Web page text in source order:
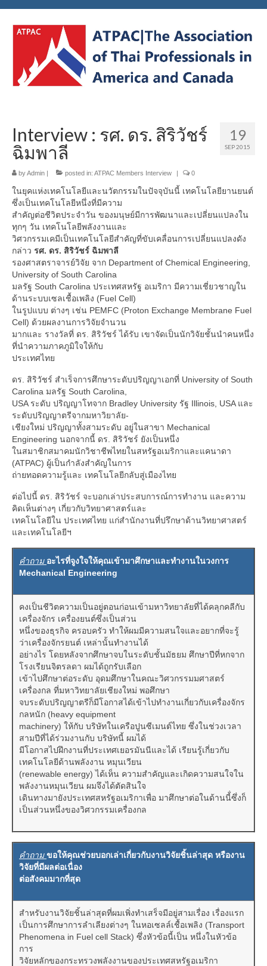
19
SEP 2015
Interview : รศ. ดร. สิริวัชร์
ฉิมพาลี
byAdmin | posted in: ATPAC Members Interview | 0
ในยุคแห่งเทคโนโลยีและนวัตกรรมในปัจจุบันนี้ เทคโนโลยียานยนต์
ซึ่งเป็นเทคโนโลยีหนึ่งที่มีความ
สำคัญต่อชีวิตประจำวัน ของมนุษย์มีการพัฒนาและเปลี่ยนแปลงใน
ทุกๆ วัน เทคโนโลยีพลังงานและ
วิศวกรรมเคมีเป็นเทคโนโลยีสำคัญที่ขับเคลื่อนการเปลี่ยนแปลงดัง
กล่าว รศ. ดร. สิริวัชร์ ฉิมพาลี
รองศาสตราจารย์วิจัย จาก Department of Chemical Engineering,
University of South Carolina
มลรัฐ South Carolina ประเทศสหรัฐ อเมริกา มีความเชี่ยวชาญใน
ด้านระบบเซลเชื้อเพลิง (Fuel Cell)
ในรูปแบบ ต่างๆ เช่น PEMFC (Proton Exchange Membrane Fuel
Cell) ด้วยผลงานการวิจัยจำนวน
มากและ รางวัลที่ ดร. สิริวัชร์ ได้รับ เขาจัดเป็นนักวิจัยชั้นนำคนหนึ่ง
ที่นำความภาคภูมิใจให้กับ
ประเทศไทย
ดร. สิริวัชร์ สำเร็จการศึกษาระดับปริญญาเอกที่ University of South
Carolina มลรัฐ South Carolina,
USA ระดับ ปริญญาโทจาก Bradley University รัฐ Illinois, USA และ
ระดับปริญญาตรีจากมหาวิยาลัย-
เชียงใหม่ ปริญญาทั้งสามระดับ อยู่ในสาขา Mechanical
Engineering นอกจากนี้ ดร. สิริวัชร์ ยังเป็นหนึ่ง
ในสมาชิกสมาคมนักวิชาชีพไทยในสหรัฐอเมริกาและแคนาดา
(ATPAC) ผู้เป็นกำลังสำคัญในการ
ถ่ายทอดความรู้และ เทคโนโลยีกลับสู่เมืองไทย
ต่อไปนี้ ดร. สิริวัชร์ จะบอกเล่าประสบการณ์การทำงาน และความ
คิดเห็นต่างๆ เกี่ยวกับวิทยาศาสตร์และ
เทคโนโลยีใน ประเทศไทย แก่สำนักงานที่ปรึกษาด้านวิทยาศาสตร์
และเทคโนโลยีฯ
คำถาม อะไรที่จูงใจให้คุณเข้ามาศึกษาและทำงานในวงการ
Mechanical Engineering
คงเป็นชีวิตความเป็นอยู่ตอนก่อนเข้ามหาวิทยาลัยที่ได้คลุกคลีกับ
เครื่องจักร เครื่องยนต์ซึ่งเป็นส่วน
หนึ่งของธุรกิจ ครอบครัว ทำให้ผมมีความสนใจและอยากที่จะรู้
ว่าเครื่องจักรยนต์ เหล่านั้นทำงานได้
อย่างไร โดยหลังจากศึกษาจบในระดับชั้นมัธยม ศึกษาปีที่หกจาก
โรงเรียนจิตรลดา ผมได้ถูกรับเลือก
เข้าไปศึกษาต่อระดับ อุดมศึกษาในคณะวิศวกรรมมศาสตร์
เครื่องกล ที่มหาวิทยาลัยเชียงใหม่ พอศึกษา
จบระดับปริญญาตรีก็มีโอกาสได้เข้าไปทำงานเกี่ยวกับเครื่องจักร
กลหนัก (heavy equipment
machinery) ให้กับ บริษัทในเครือปูนซีเมนต์ไทย ซึ่งในช่วงเวลา
สามปีที่ได้ร่วมงานกับ บริษัทนี้ ผมได้
มีโอกาสไปฝึกงานที่ประเทศเยอรมันนีและได้ เรียนรู้เกี่ยวกับ
เทคโนโลยีด้านพลังงาน หมุนเวียน
(renewable energy) ได้เห็น ความสำคัญและเกิดความสนใจใน
พลังงานหมุนเวียน ผมจึงได้ตัดสินใจ
เดินทางมายังประเทศสหรัฐอเมริกาเพื่อ มาศึกษาต่อในด้านนี้่ซึ่งก็
เป็นส่วนหนึ่งของวิศวกรรมเครื่องกล
คำถามขอให้คุณช่วยบอกเล่าเกี่ยวกับงานวิจัยชิ้นล่าสุด หรืองาน
วิจัยที่มีผลต่อเนื่อง
ต่อสังคมมากที่สุด
สำหรับงานวิจัยชิ้นล่าสุดที่ผมเพิ่งทำเสร็จมีอยู่สามเรื่อง เรื่องแรก
เป็นการศึกษาการลำเลียงต่างๆ ในหอเซลล์เชื้อเพลิง (Transport
Phenomena in Fuel cell Stack) ซึ่งหัวข้อนี้เป็น หนึ่งในหัวข้อ
การ
วิจัยหลักของกระทรวงพลังงานของประเทศสหรัฐอเมริกา